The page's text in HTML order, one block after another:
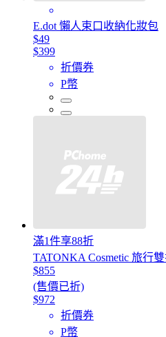
E.dot 懶人束口收納化妝包
$49
$399
折價券
P幣
滿1件享88折
TATONKA Cosmetic 旅行
$855
(售價已折)
$972
折價券
P幣